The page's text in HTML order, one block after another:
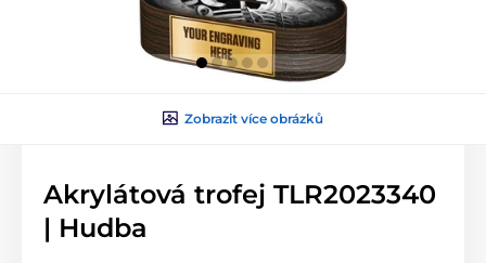
Zobrazit více obrázků
Akrylátová trofej TLR2023340
| Hudba